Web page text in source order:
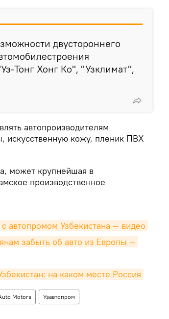
двустороннего
Тонг Хонг Ко", "Узклимат",
автопроизводителям
искусственную кожу, пленик ПВХ
может крупнейшая в
производственное
автопромом Узбекистана — видео
забыть об авто из Европы —
на каком месте Россия
Motors Узавтопром